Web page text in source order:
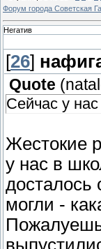
Форум города Советская
Негатив
[26]
Quote (
Сейчас у
Жестокие
у нас в
досталось
могли -